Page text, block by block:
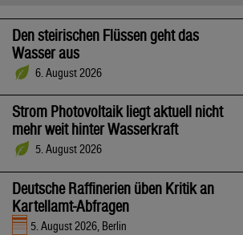
Den steirischen Flüssen geht das
Wasser aus
6. August 2026
Strom Photovoltaik liegt aktuell nicht
mehr weit hinter Wasserkraft
5. August 2026
Deutsche Raffinerien üben Kritik an
Kartellamt-Abfragen
5. August 2026, Berlin